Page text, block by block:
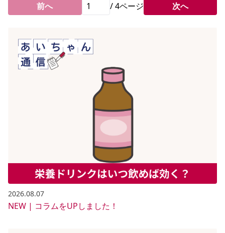
前へ /4ページ 次へ
2026.08.07
NEW | コラムをUPしました！